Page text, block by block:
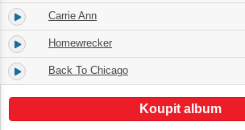
8. Carrie Ann
9. Homewrecker
10. Back To Chicago
Koupit album